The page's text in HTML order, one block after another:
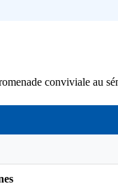
conviviale au